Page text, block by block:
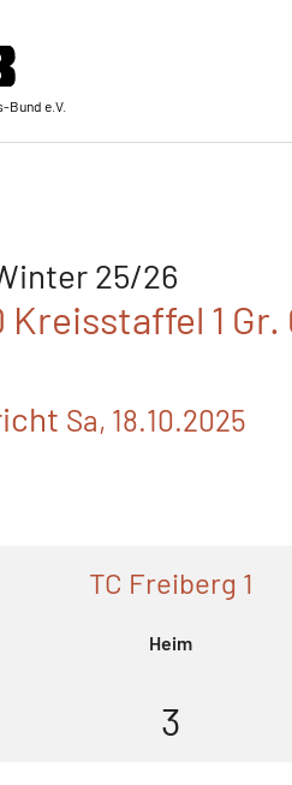
Bund e.V.
25/26
Kreisstaffel 1 Gr.
Sa, 18.10.2025
TC Freiberg 1
Heim
3